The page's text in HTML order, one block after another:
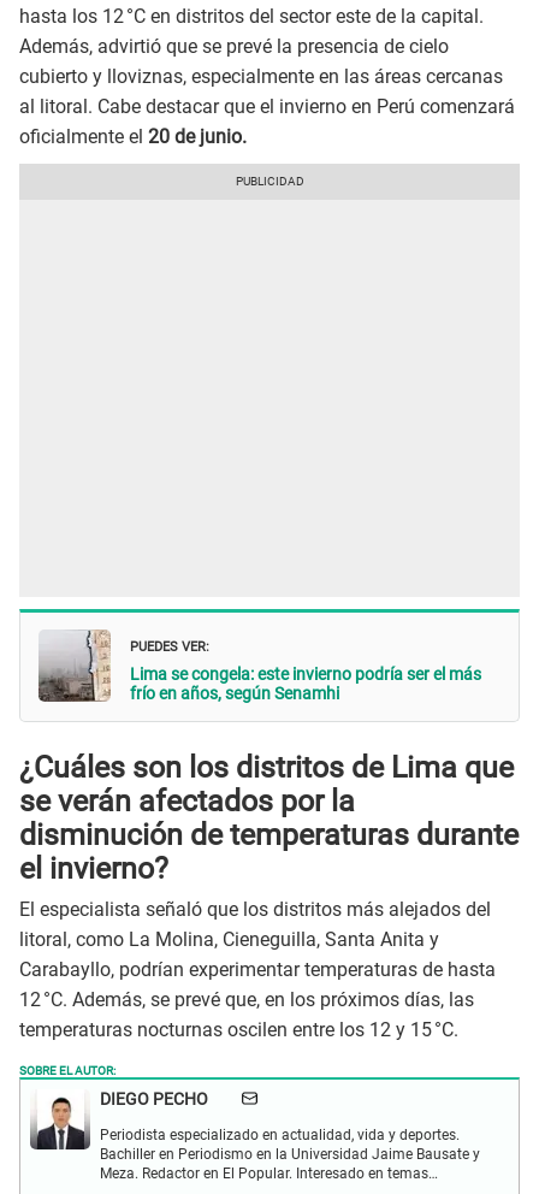
hasta los 12 °C en distritos del sector este de la capital.
Además, advirtió que se prevé la presencia de cielo
cubierto y lloviznas, especialmente en las áreas cercanas
al litoral. Cabe destacar que el invierno en Perú comenzará
oficialmente el 20 de junio.
PUEDES VER:
Lima se congela: este invierno podría ser el más
frío en años, según Senamhi
¿Cuáles son los distritos de Lima que
se verán afectados por la
disminución de temperaturas durante
el invierno?
El especialista señaló que los distritos más alejados del
litoral, como La Molina, Cieneguilla, Santa Anita y
Carabayllo, podrían experimentar temperaturas de hasta
12 °C. Además, se prevé que, en los próximos días, las
temperaturas nocturnas oscilen entre los 12 y 15 °C.
SOBRE EL AUTOR:
DIEGO PECHO
Periodista especializado en actualidad, vida y deportes.
Bachiller en Periodismo en la Universidad Jaime Bausate y
Meza. Redactor en El Popular. Interesado en temas